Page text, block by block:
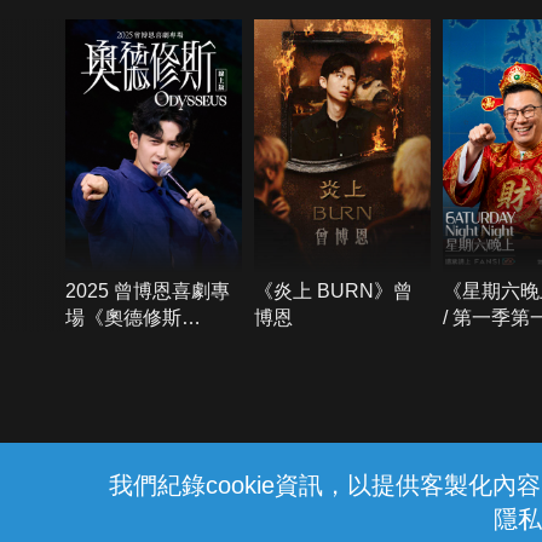
我們紀錄cookie資訊，以提供客製化內
隱
2025 曾博恩喜劇專
場《奧德修斯
《炎上 BURN》曾
博恩
《星期六
/ 第一季第